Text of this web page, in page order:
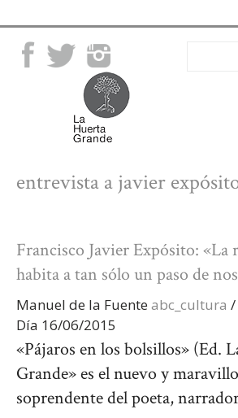
Facebook TwitterInstagram
entrevista a javier
Francisco Javier Expósito: «La
habita a tan sólo un paso de
Manuel de la Fuente abc_cultura /
Día 16/06/2015
«Pájaros en los bolsillos» (Ed.
Grande» es el nuevo y
soprendente del poeta,